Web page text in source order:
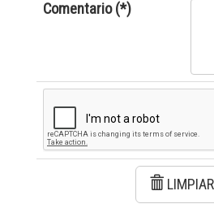
Comentario (*)
LIMPIAR